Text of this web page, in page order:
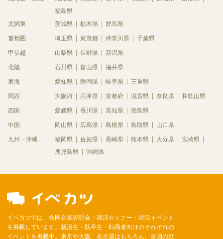
福島県
北関東
茨城県 栃木県 群馬県
首都圏 埼玉県 東京都 神奈川県 千葉県
甲信越 山梨県 長野県 新潟県
北陸 石川県 富山県 福井県
東海 愛知県 静岡県 岐阜県 三重県
関西 大阪府 兵庫県 京都府 滋賀県 奈良県 和歌山県
四国 愛媛県 香川県 高知県 徳島県
中国 岡山県 広島県 島根県 鳥取県 山口県
九州・沖縄 福岡県 佐賀県 長崎県 熊本県 大分県
宮崎県
鹿児島県
沖縄県
イベカツでは、合同企業説明会・就活セミナー・就活イベント
を掲載しています。就活生・既卒生・転職者向けのそれぞれの
イベントを掲載中。東京や大阪、名古屋はもちろん、全国の就